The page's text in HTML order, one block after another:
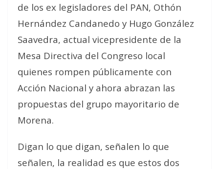
de los ex legisladores del PAN, Othón
Hernández Candanedo y Hugo González
Saavedra, actual vicepresidente de la
Mesa Directiva del Congreso local
quienes rompen públicamente con
Acción Nacional y ahora abrazan las
propuestas del grupo mayoritario de
Morena.
Digan lo que digan, señalen lo que
señalen, la realidad es que estos dos